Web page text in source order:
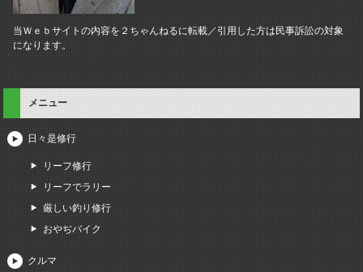
当Ｗｅｂサイトの内容を２ちゃんねるに転載／引用した方は民事訴訟の対象
になります。
メニュー
日々是修行
リーフ修行
リーフでラリー
厳しい釣り修行
おやぢバイク
クルマ